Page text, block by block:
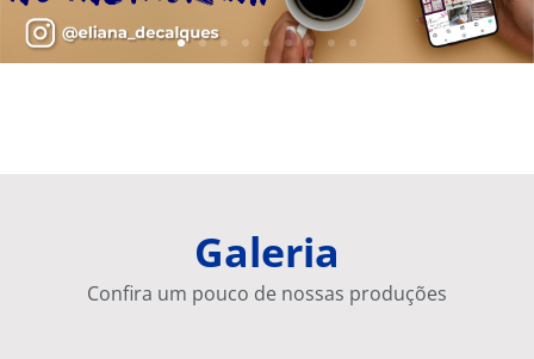
Galeria
Confira um pouco de nossas produções